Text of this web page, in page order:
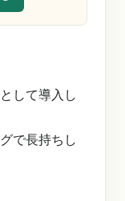
して導入し
で長持ちし